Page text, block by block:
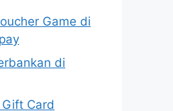
Game di
di
Card